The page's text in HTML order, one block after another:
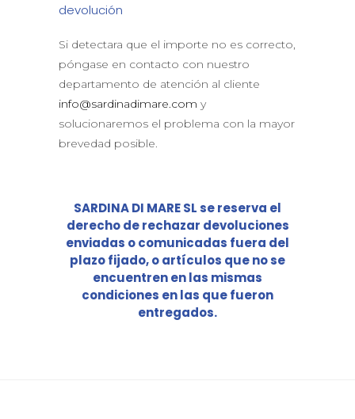
devolución
Si detectara que el importe no es correcto,
póngase en contacto con nuestro
departamento de atención al cliente
info@sardinadimare.com y
solucionaremos el problema con la mayor
brevedad posible.
SARDINA DI MARE SL se reserva el
derecho de rechazar devoluciones
enviadas o comunicadas fuera del
plazo fijado, o artículos que no se
encuentren en las mismas
condiciones en las que fueron
entregados.